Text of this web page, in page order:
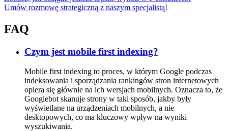
Umów rozmowę strategiczną z naszym specjalistą!
FAQ
Czym jest mobile first indexing?
Mobile first indexing to proces, w którym Google podczas
indeksowania i sporządzania rankingów stron internetowych
opiera się głównie na ich wersjach mobilnych. Oznacza to, że
Googlebot skanuje strony w taki sposób, jakby były
wyświetlane na urządzeniach mobilnych, a nie
desktopowych, co ma kluczowy wpływ na wyniki
wyszukiwania.